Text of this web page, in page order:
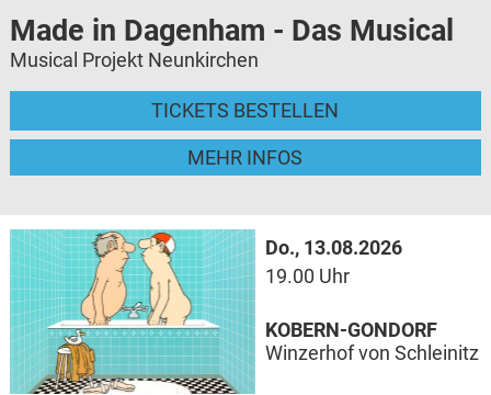
Made in Dagenham - Das Musical
Musical Projekt Neunkirchen
TICKETS BESTELLEN
MEHR INFOS
Do., 13.08.2026
19.00 Uhr
KOBERN-GONDORF
Winzerhof von Schleinitz